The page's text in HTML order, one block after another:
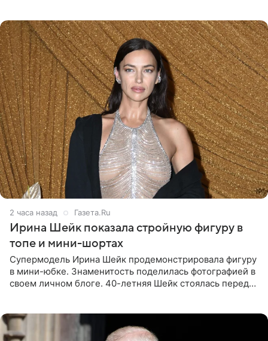
2 часа назад Газета.Ru
Ирина Шейк показала стройную фигуру в
топе и мини-шортах
Супермодель Ирина Шейк продемонстрировала фигуру
в мини-юбке. Знаменитость поделилась фотографией в
своем личном блоге. 40-летняя Шейк стоялась перед